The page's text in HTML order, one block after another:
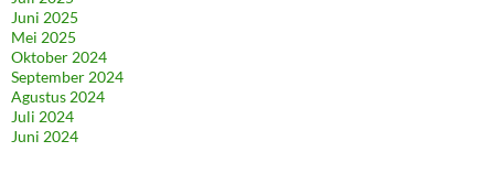
Juni 2025
Mei 2025
Oktober 2024
September 2024
Agustus 2024
Juli 2024
Juni 2024